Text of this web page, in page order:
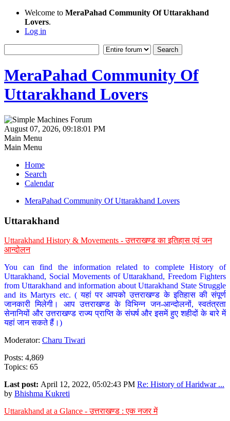
Welcome to MeraPahad Community Of Uttarakhand
Lovers.
Log in
MeraPahad Community Of
Uttarakhand Lovers
August 07, 2026, 09:18:01 PM
Main Menu
Main Menu
Home
Search
Calendar
MeraPahad Community Of Uttarakhand Lovers
Uttarakhand
Uttarakhand History & Movements - उत्तराखण्ड का इतिहास एवं जन
आन्दोलन
You can find the information related to complete History of
Uttarakhand, Social Movements of Uttarakhand, Freedom Fighters
from Uttarakhand and information about Uttarakhand State Struggle
and its Martyrs etc. ( यहां पर आपको उत्तराखण्ड के इतिहास की संपूर्ण
जानकारी मिलेगी। आप उत्तराखण्ड के विभिन्न जन-आन्दोलनों, स्वतंत्रता
सेनानियों और उत्तराखण्ड राज्य प्राप्ति के संघर्ष और इसमें हुए शहीदों के बारे में
यहां जान सकते हैं।)
Moderator: Charu Tiwari
Posts: 4,869
Topics: 65
Last post: April 12, 2022, 05:02:43 PM Re: History of Haridwar ...
by Bhishma Kukreti
Uttarakhand at a Glance - उत्तराखण्ड : एक नजर में